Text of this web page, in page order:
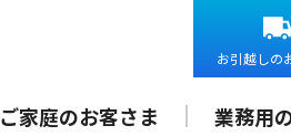
お引越しの
ご家庭のお客さま 業務用